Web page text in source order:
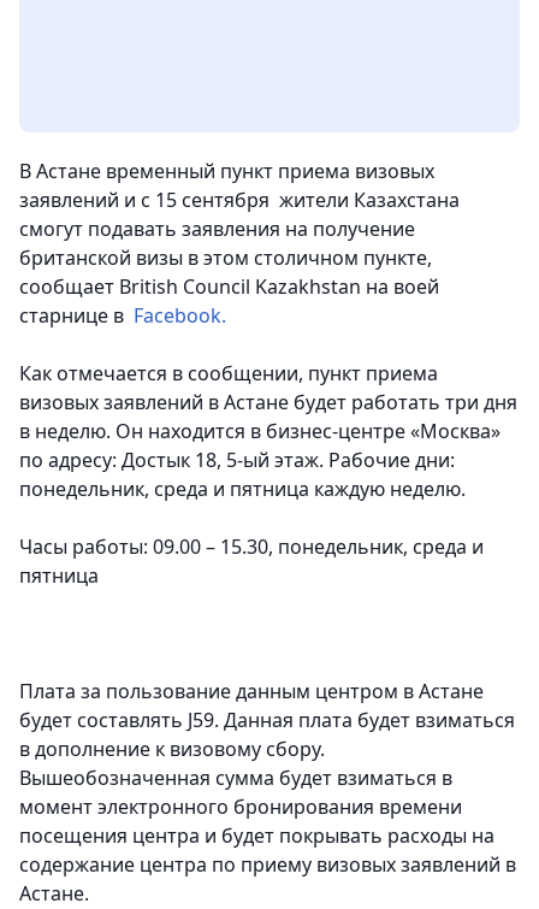
В Астане временный пункт приема визовых
заявлений и с 15 сентября жители Казахстана
смогут подавать заявления на получение
британской визы в этом столичном пункте,
сообщает British Council Kazakhstan на воей
старнице в Facebook.
Как отмечается в сообщении, пункт приема
визовых заявлений в Астане будет работать три дня
в неделю. Он находится в бизнес-центре «Москва»
по адресу: Достык 18, 5-ый этаж. Рабочие дни:
понедельник, среда и пятница каждую неделю.
Часы работы: 09.00 – 15.30, понедельник, среда и
пятница
Плата за пользование данным центром в Астане
будет составлять Ј59. Данная плата будет взиматься
в дополнение к визовому сбору.
Вышеобозначенная сумма будет взиматься в
момент электронного бронирования времени
посещения центра и будет покрывать расходы на
содержание центра по приему визовых заявлений в
Астане.